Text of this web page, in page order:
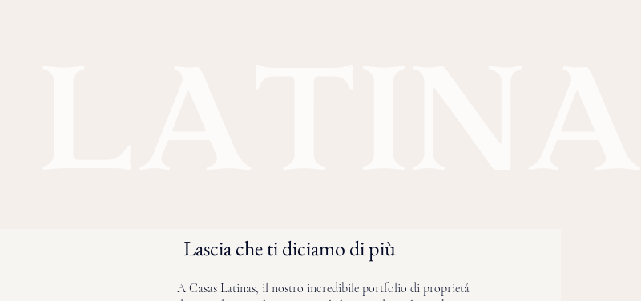
Lascia che ti diciamo di più
A Casas Latinas, il nostro incredibile portfolio di proprietá